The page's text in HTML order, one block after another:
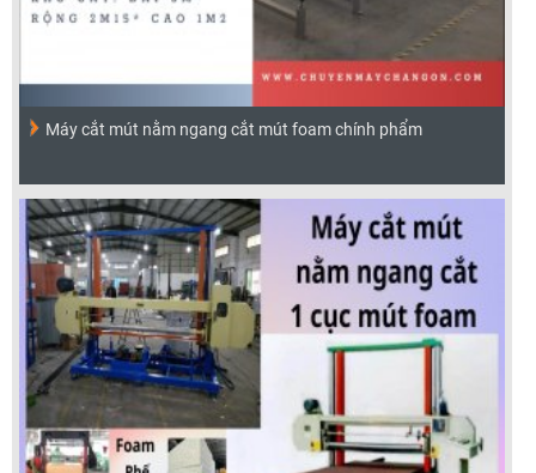
Máy cắt mút nằm ngang cắt mút foam chính phẩm